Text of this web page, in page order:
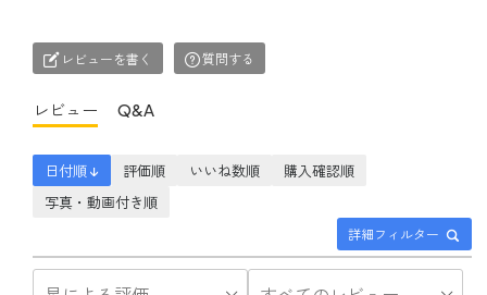
レビューを書く 質問する
レビュー Q&A
詳細フィルター
日付順 ↓ 評価順 いいね数順
購入確認順
写真・動画付き順